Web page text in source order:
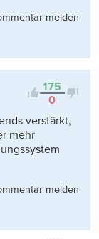
melden
175
0
verstärkt,
mehr
melden